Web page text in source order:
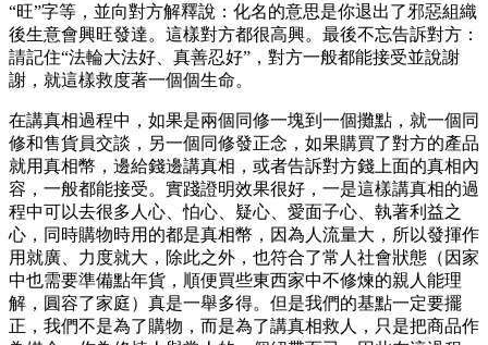
“旺”字等，並向對方解釋說：化名的意思是你退出了邪惡組織
後生意會興旺發達。這樣對方都很高興。最後不忘告訴對方：
請記住“法輪大法好、真善忍好”，對方一般都能接受並說謝
謝，就這樣救度著一個個生命。
在講真相過程中，如果是兩個同修一塊到一個攤點，就一個同
修和售貨員交談，另一個同修發正念，如果購買了對方的產品
就用真相幣，邊給錢邊講真相，或者告訴對方錢上面的真相內
容，一般都能接受。實踐證明效果很好，一是這樣講真相的過
程中可以去很多人心、怕心、疑心、愛面子心、執著利益之
心，同時購物時用的都是真相幣，因為人流量大，所以發揮作
用就廣、力度就大，除此之外，也符合了常人社會狀態（因家
中也需要準備點年貨，順便買些東西家中不修煉的親人能理
解，圓容了家庭）真是一舉多得。但是我們的基點一定要擺
正，我們不是為了購物，而是為了講真相救人，只是把商品作